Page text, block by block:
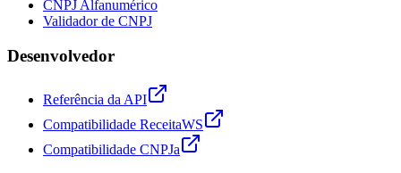
CNPJ Alfanumérico
Validador de CNPJ
Desenvolvedor
Referência da API
Compatibilidade ReceitaWS
Compatibilidade CNPJa